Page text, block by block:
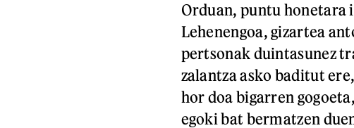
Orduan, puntu
Lehenengoa, gizartea
pertsonak duintasunez
zalantza asko baditut
hor doa bigarren
egoki bat bermatzen